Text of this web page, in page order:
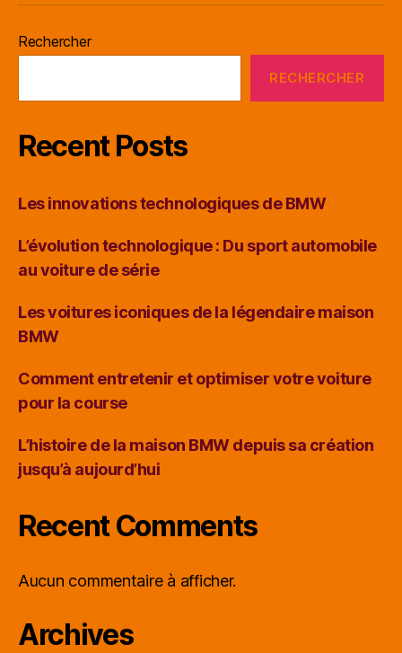
Rechercher
RECHERCHER
Recent Posts
Les innovations technologiques de BMW
L’évolution technologique : Du sport automobile
au voiture de série
Les voitures iconiques de la légendaire maison
BMW
Comment entretenir et optimiser votre voiture
pour la course
L’histoire de la maison BMW depuis sa création
jusqu’à aujourd’hui
Recent Comments
Aucun commentaire à afficher.
Archives